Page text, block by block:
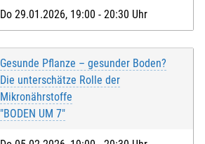
Do 29.01.2026, 19:00 - 20:30 Uhr
Gesunde Pflanze – gesunder Boden?
Die unterschätze Rolle der
Mikronährstoffe
"BODEN UM 7"